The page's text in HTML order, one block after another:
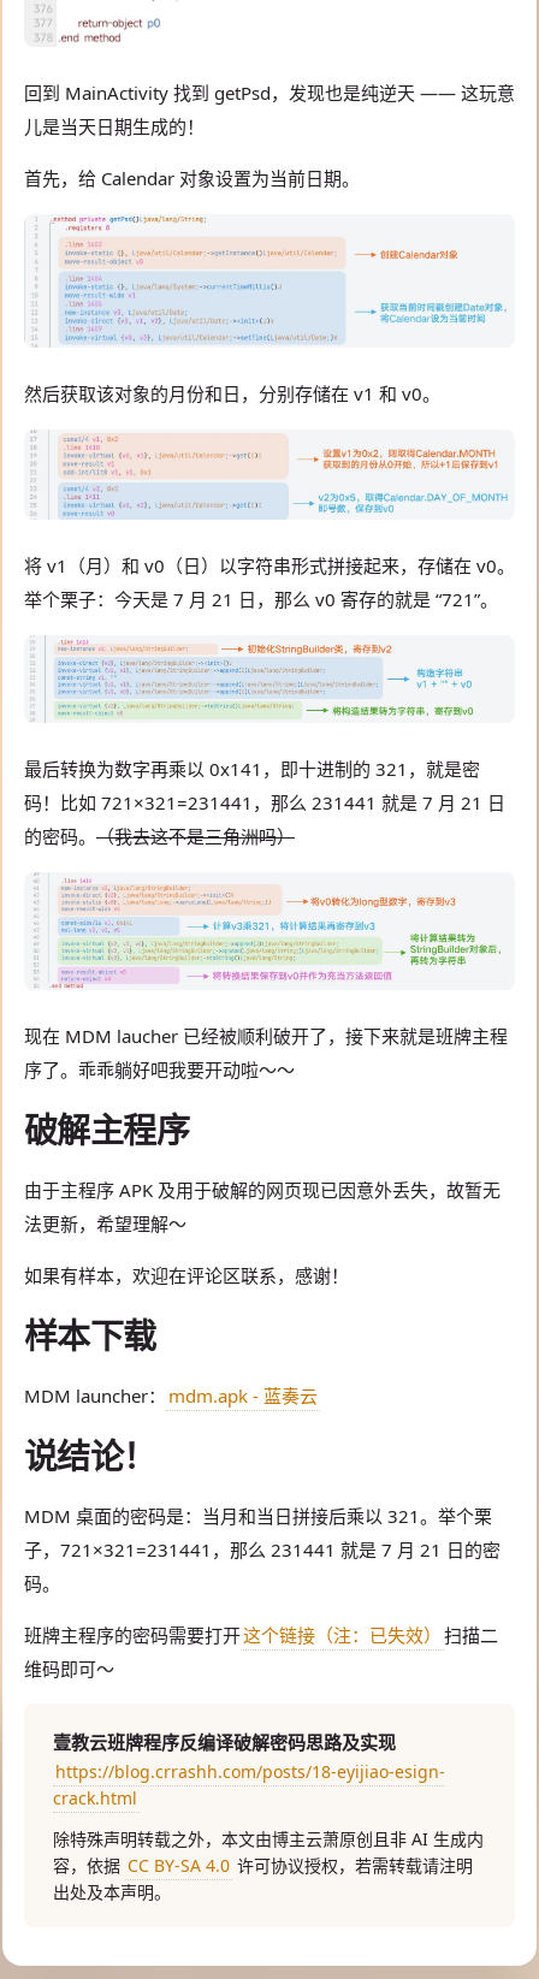
回到 MainActivity 找到 getPsd，发现也是纯逆天 —— 这玩意
儿是当天日期生成的！
首先，给 Calendar 对象设置为当前日期。
然后获取该对象的月份和日，分别存储在 v1 和 v0。
将 v1（月）和 v0（日）以字符串形式拼接起来，存储在 v0。
举个栗子：今天是 7 月 21 日，那么 v0 寄存的就是 “721”。
最后转换为数字再乘以 0x141，即十进制的 321，就是密
码！比如 721×321=231441，那么 231441 就是 7 月 21 日
的密码。 （我去这不是三角洲吗）
现在 MDM laucher 已经被顺利破开了，接下来就是班牌主程
序了。乖乖躺好吧我要开动啦～～
破解主程序
由于主程序 APK 及用于破解的网页现已因意外丢失，故暂无
法更新，希望理解～
如果有样本，欢迎在评论区联系，感谢！
样本下载
MDM launcher： mdm.apk - 蓝奏云
说结论！
MDM 桌面的密码是：当月和当日拼接后乘以 321。举个栗
子，721×321=231441，那么 231441 就是 7 月 21 日的密
码。
班牌主程序的密码需要打开这个链接（注：已失效） 扫描二
维码即可～
壹教云班牌程序反编译破解密码思路及实现
https://blog.crrashh.com/posts/18-eyijiao-esign-
crack.html
除特殊声明转载之外，本文由博主云萧原创且非 AI 生成内
容，依据 CC BY-SA 4.0 许可协议授权，若需转载请注明
出处及本声明。